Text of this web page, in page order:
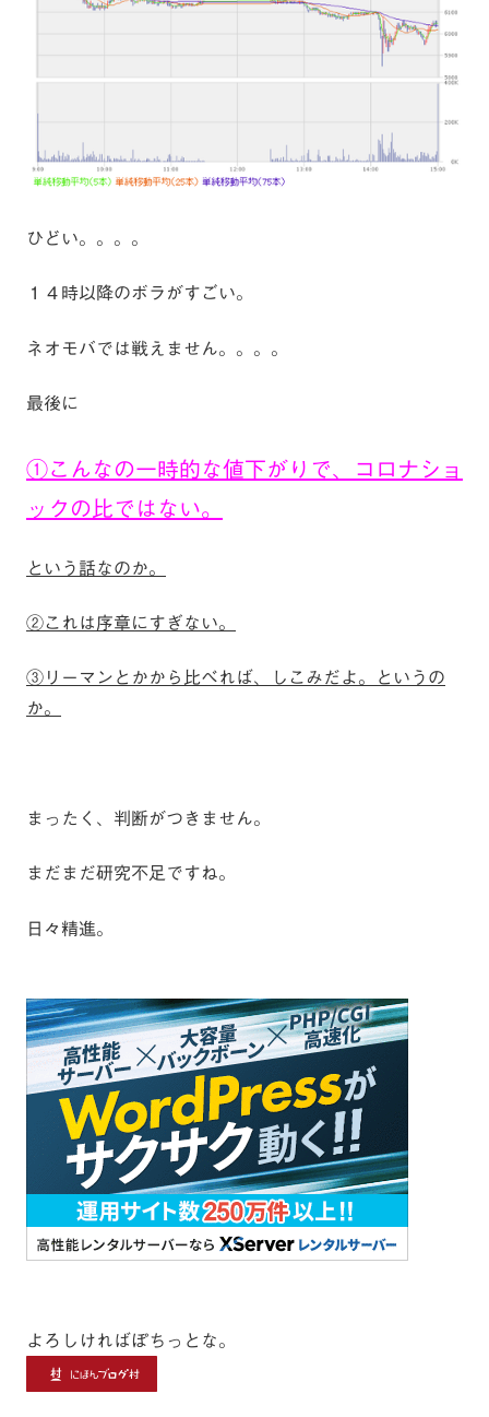
ひどい。。。。
１４時以降のボラがすごい。
ネオモバでは戦えません。。。。
最後に
①こんなの一時的な値下がりで、コロナショ
ックの比ではない。
という話なのか。
②これは序章にすぎない。
③リーマンとかから比べれば、しこみだよ。というの
か。
まったく、判断がつきません。
まだまだ研究不足ですね。
日々精進。
よろしければぽちっとな。